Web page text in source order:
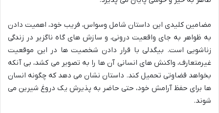
مضامین کلیدی این داستان شامل وسواس، فریب خود، اهمیت دادن
به ظواهر به جای واقعیت درونی، و سازش های گاه ناگزیر در زندگی
زناشویی است. بیگدلی با قرار دادن شخصیت ها در این موقعیت
غیرمتعارف، واکنش های انسانی آن ها را به تصویر می کشد، بی آنکه
بخواهد قضاوتی تحمیل کند. داستان نشان می دهد که چگونه انسان
ها برای حفظ آرامش خود، حتی حاضر به پذیرش یک دروغ شیرین می
شوند.